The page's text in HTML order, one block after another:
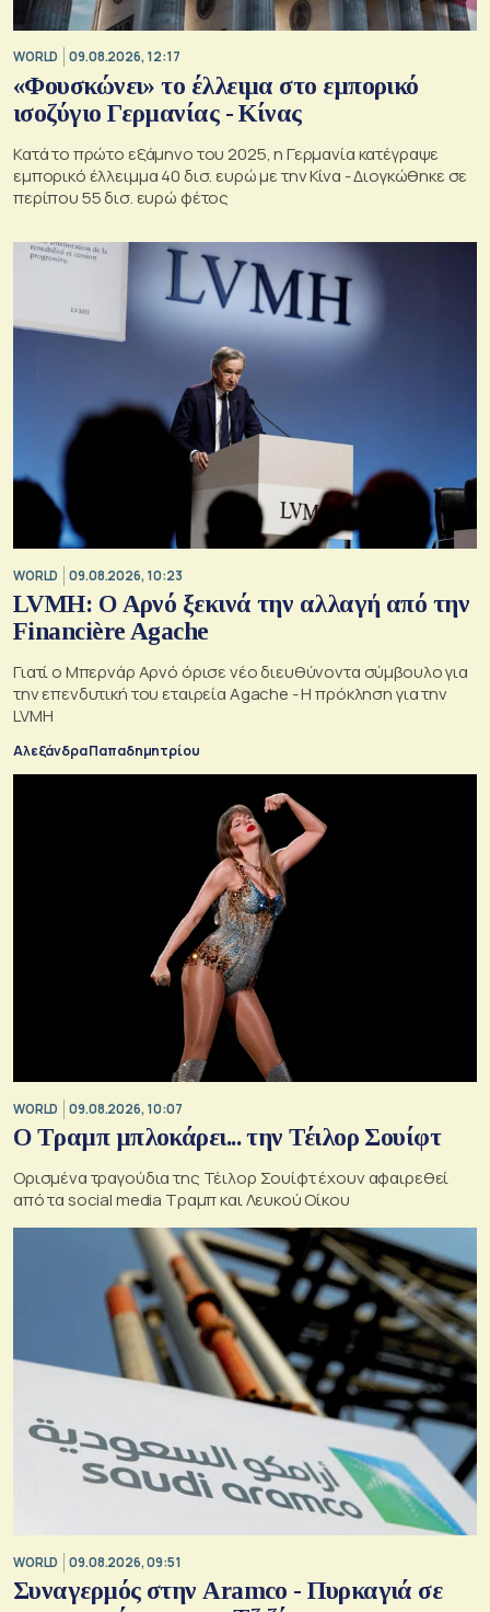
WORLD 09.08.2026, 12:17
«Φουσκώνει» το έλλειμα στο εμπορικό
ισοζύγιο Γερμανίας - Κίνας
Κατά το πρώτο εξάμηνο του 2025, η Γερμανία κατέγραψε
εμπορικό έλλειμμα 40 δισ. ευρώ με την Κίνα - Διογκώθηκε σε
περίπου 55 δισ. ευρώ φέτος
WORLD 09.08.2026, 10:23
LVMH: Ο Αρνό ξεκινά την αλλαγή από την
Financière Agache
Γιατί ο Μπερνάρ Αρνό όρισε νέο διευθύνοντα σύμβουλο για
την επενδυτική του εταιρεία Agache - Η πρόκληση για την
LVMH
Αλεξάνδρα Παπαδημητρίου
WORLD 09.08.2026, 10:07
Ο Τραμπ μπλοκάρει... την Τέιλορ Σουίφτ
Ορισμένα τραγούδια της Τέιλορ Σουίφτ έχουν αφαιρεθεί
από τα social media Τραμπ και Λευκού Οίκου
WORLD 09.08.2026, 09:51
Συναγερμός στην Aramco - Πυρκαγιά σε